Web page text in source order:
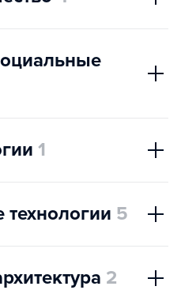
1
5
2